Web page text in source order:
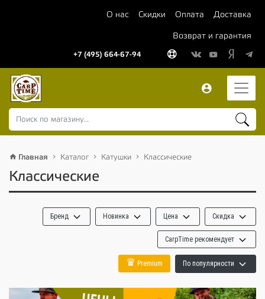
О нас Скидки Оплата Доставка
Возврат и гарантия
+7 (495) 664-67-94
Главная Каталог Катушки Классические
Классические
Бренд Новинка Цена Скидка
CarpTime рекомендует
♛ Premium По популярности